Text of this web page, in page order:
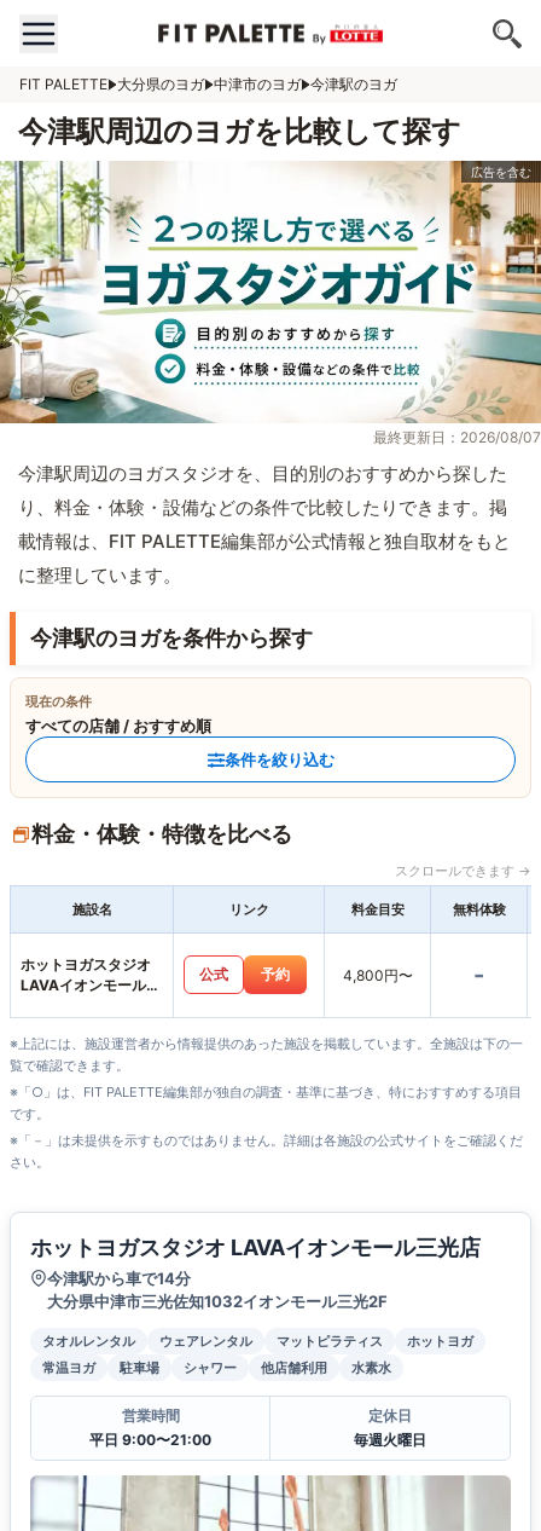
FIT PALETTE 大分県のヨガ 中津市のヨガ 今津駅のヨガ
今津駅周辺のヨガを比較して探す
最終更新日：2026/08/07
今津駅周辺のヨガスタジオを、目的別のおすすめから探した
り、料金・体験・設備などの条件で比較したりできます。掲
載情報は、FIT PALETTE編集部が公式情報と独自取材をもと
に整理しています。
今津駅のヨガを条件から探す
現在の条件
すべての店舗 / おすすめ順
条件を絞り込む
料金・体験・特徴を比べる
スクロールできます →
施設名 リンク 料金目安 無料体験
ホットヨガスタジオ
LAVAイオンモール三
公式 予約 4,800円〜 -
※上記には、施設運営者から情報提供のあった施設を掲載しています。全施設は下の一
覧で確認できます。
※「○」は、FIT PALETTE編集部が独自の調査・基準に基づき、特におすすめする項目
です。
※「－」は未提供を示すものではありません。詳細は各施設の公式サイトをご確認くだ
さい。
ホットヨガスタジオ LAVAイオンモール三光店
今津駅から車で14分
大分県中津市三光佐知1032イオンモール三光2F
タオルレンタル ウェアレンタル マットピラティス
ホットヨガ
常温ヨガ
駐車場 シャワー 他店舗利用 水素水
営業時間
平日 9:00〜21:00
定休日
毎週火曜日